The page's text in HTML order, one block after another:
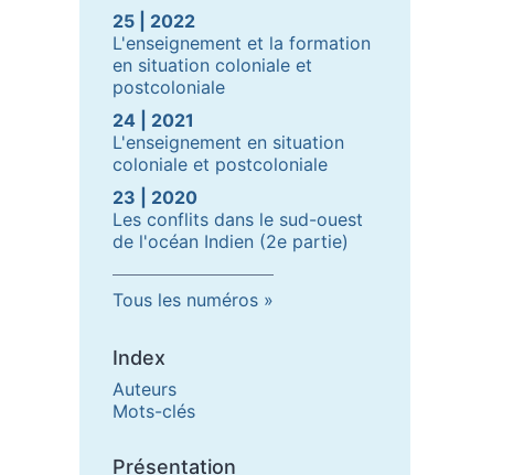
25 | 2022
L'enseignement et la formation
en situation coloniale et
postcoloniale
24 | 2021
L'enseignement en situation
coloniale et postcoloniale
23 | 2020
Les conflits dans le sud-ouest
de l'océan Indien (2e partie)
Tous les numéros
Index
Auteurs
Mots-clés
Présentation